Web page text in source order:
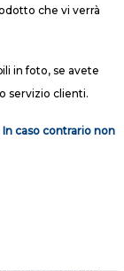
che vi verrà
in foto, se avete
servizio clienti.
In caso contrario non